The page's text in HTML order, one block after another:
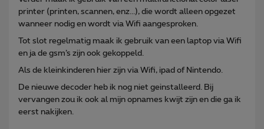
printer (printen, scannen, enz...), die wordt alleen opgezet
wanneer nodig en wordt via Wifi aangesproken.
Tot slot regelmatig maak ik gebruik van een laptop via Wifi
en ja de gsm’s zijn ook gekoppeld.
Als de kleinkinderen hier zijn via Wifi, ipad of Nintendo.
De nieuwe decoder heb ik nog niet geinstalleerd. Bij
vervangen zou ik ook al mijn opnames kwijt zijn en die ga ik
eerst nakijken.